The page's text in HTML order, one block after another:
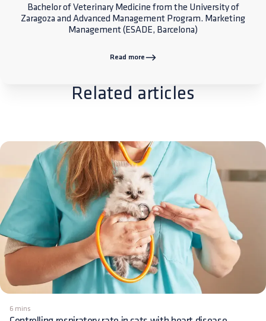
Bachelor of Veterinary Medicine from the University of
Zaragoza and Advanced Management Program. Marketing
Management (ESADE, Barcelona)
Read more
Related articles
6 mins